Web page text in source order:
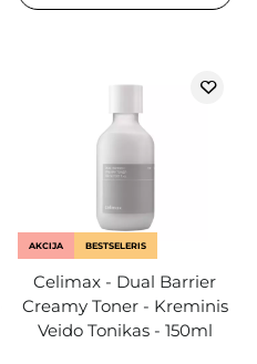
AKCIJA BESTSELERIS
Celimax - Dual Barrier
Creamy Toner - Kreminis
Veido Tonikas - 150ml